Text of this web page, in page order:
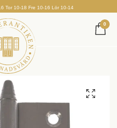
Tor 10-18 Fre 10-16 Lör 10-14
0